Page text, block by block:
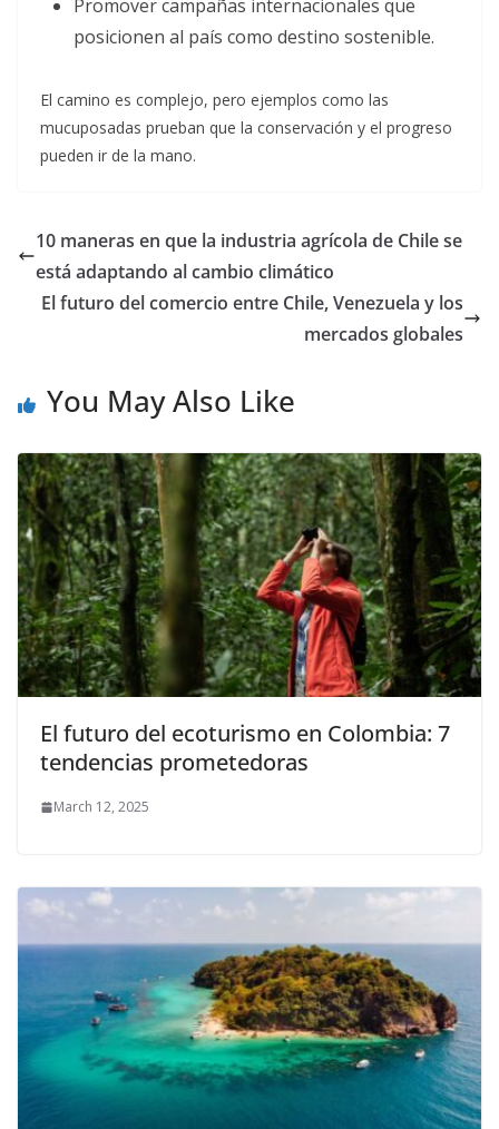
Promover campañas internacionales que
posicionen al país como destino sostenible.
El camino es complejo, pero ejemplos como las
mucuposadas prueban que la conservación y el progreso
pueden ir de la mano.
10 maneras en que la industria agrícola de Chile se
está adaptando al cambio climático
El futuro del comercio entre Chile, Venezuela y los
mercados globales
You May Also Like
El futuro del ecoturismo en Colombia: 7
tendencias prometedoras
March 12, 2025